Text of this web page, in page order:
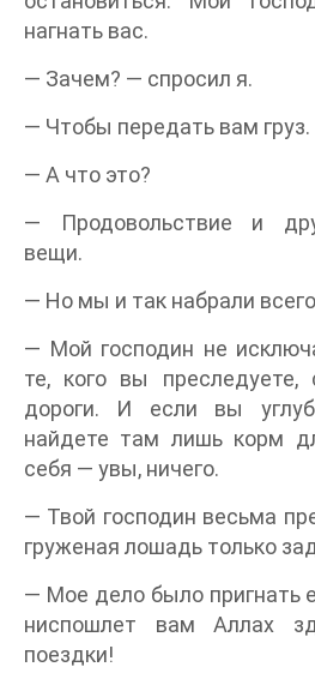
нагнать вас.
— Зачем? — спросил я.
— Чтобы передать вам груз.
— А что это?
— Продовольствие и
вещи.
— Но мы и так набрали
— Мой господин не
те, кого вы преследуете,
дороги. И если вы
найдете там лишь корм
себя — увы, ничего.
— Твой господин весьма
груженая лошадь только
— Мое дело было пригнать
ниспошлет вам Аллах
поездки!